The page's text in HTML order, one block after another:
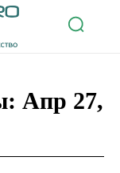
Апр 27,